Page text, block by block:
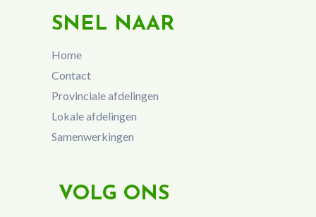
SNEL NAAR
Home
Contact
Provinciale afdelingen
Lokale afdelingen
Samenwerkingen
VOLG ONS